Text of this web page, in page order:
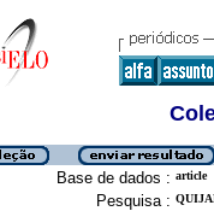
Base de dados : article
Pesquisa :